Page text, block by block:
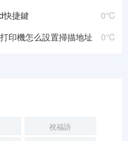
0℃
快捷鍵
0℃
印機怎么設置掃描地址
祝福語